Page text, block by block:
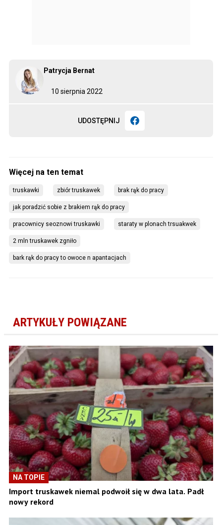
10 sierpnia 2022
Patrycja Bernat
UDOSTĘPNIJ
truskawki zbiór truskawek brak rąk do pracy
jak poradzić sobie z brakiem rąk do pracy
pracownicy seoznowi truskawki staraty w plonach trsuakwek
2 mln truskawek zgniło
bark rąk do pracy to owoce n apantacjach
ARTYKUŁY POWIĄZANE
NA TOPIE
Import truskawek niemal podwoił się w dwa lata. Padł
nowy rekord